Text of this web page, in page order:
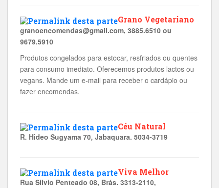
Grano Vegetariano
granoencomendas@gmail.com, 3885.6510 ou
9679.5910
Produtos congelados para estocar, resfriados ou quentes
para consumo imediato. Oferecemos produtos lactos ou
vegans. Mande um e-mail para receber o cardápio ou
fazer encomendas.
Céu Natural
R. Hideo Sugyama 70, Jabaquara. 5034-3719
Viva Melhor
Rua Silvio Penteado 08, Brás. 3313-2110,